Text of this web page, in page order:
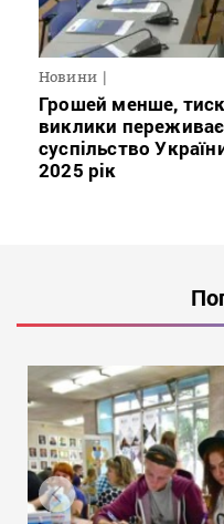
Новини
Грошей менше,
виклики
суспільство
2025 рік